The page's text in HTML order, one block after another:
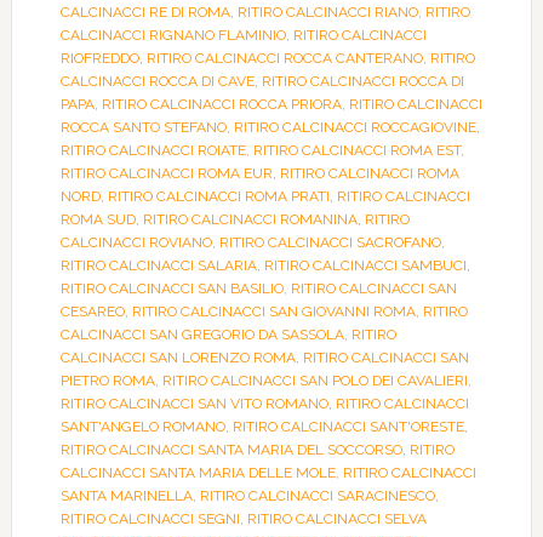
CALCINACCI RE DI ROMA, RITIRO CALCINACCI RIANO, RITIRO
CALCINACCI RIGNANO FLAMINIO, RITIRO CALCINACCI
RIOFREDDO, RITIRO CALCINACCI ROCCA CANTERANO, RITIRO
CALCINACCI ROCCA DI CAVE, RITIRO CALCINACCI ROCCA DI
PAPA, RITIRO CALCINACCI ROCCA PRIORA, RITIRO CALCINACCI
ROCCA SANTO STEFANO, RITIRO CALCINACCI ROCCAGIOVINE,
RITIRO CALCINACCI ROIATE, RITIRO CALCINACCI ROMA EST,
RITIRO CALCINACCI ROMA EUR, RITIRO CALCINACCI ROMA
NORD, RITIRO CALCINACCI ROMA PRATI, RITIRO CALCINACCI
ROMA SUD, RITIRO CALCINACCI ROMANINA, RITIRO
CALCINACCI ROVIANO, RITIRO CALCINACCI SACROFANO,
RITIRO CALCINACCI SALARIA, RITIRO CALCINACCI SAMBUCI,
RITIRO CALCINACCI SAN BASILIO, RITIRO CALCINACCI SAN
CESAREO, RITIRO CALCINACCI SAN GIOVANNI ROMA, RITIRO
CALCINACCI SAN GREGORIO DA SASSOLA, RITIRO
CALCINACCI SAN LORENZO ROMA, RITIRO CALCINACCI SAN
PIETRO ROMA, RITIRO CALCINACCI SAN POLO DEI CAVALIERI,
RITIRO CALCINACCI SAN VITO ROMANO, RITIRO CALCINACCI
SANT'ANGELO ROMANO, RITIRO CALCINACCI SANT'ORESTE,
RITIRO CALCINACCI SANTA MARIA DEL SOCCORSO, RITIRO
CALCINACCI SANTA MARIA DELLE MOLE, RITIRO CALCINACCI
SANTA MARINELLA, RITIRO CALCINACCI SARACINESCO,
RITIRO CALCINACCI SEGNI, RITIRO CALCINACCI SELVA